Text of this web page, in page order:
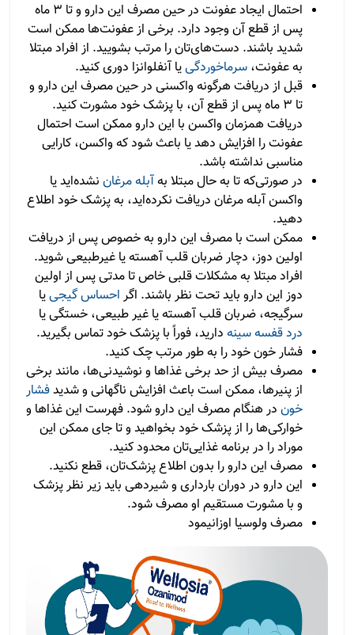
احتمال ایجاد عفونت در حین مصرف این دارو و تا 3 ماه
پس از قطع آن وجود دارد. برخی از عفونت‌ها ممکن است
شدید باشند. دست‌های‌تان را مرتب بشویید. از افراد مبتلا
به عفونت، سرماخوردگییا آنفلوانزا دوری کنید.
قبل از دریافت هرگونه واکسنی در حین مصرف این دارو و
تا 3 ماه پس از قطع آن، با پزشک خود مشورت کنید.
دریافت همزمان واکسن با این دارو ممکن است احتمال
عفونت را افزایش دهد یا باعث شود که واکسن، کارایی
مناسبی نداشته باشد.
در صورتی‌که تا به حال مبتلا بهآبله مرغان نشده‌اید یا
واکسن آبله مرغان دریافت نکرده‌اید، به پزشک خود اطلاع
دهید.
ممکن است با مصرف این دارو به خصوص پس از دریافت
اولین دوز، دچار ضربان قلب آهسته یا غیرطبیعی شوید.
افراد مبتلا به مشکلات قلبی خاص تا مدتی پس از اولین
دوز این دارو باید تحت نظر باشند. اگر احساس گیجییا
سرگیجه، ضربان قلب آهسته یا غیر طبیعی، خستگی یا
درد قفسه سینه دارید، فوراً با پزشک خود تماس بگیرید.
فشار خون خود را به طور مرتب چک کنید.
مصرف بیش از حد برخی غذاها و نوشیدنی‌ها، مانند برخی
از پنیرها، ممکن است باعث افزایش ناگهانی و شدیدفشار
خون در هنگام مصرف این دارو شود. فهرست این غذاها و
خوارکی‌ها را از پزشک خود بخواهید و تا جای ممکن این
موراد را در برنامه غذایی‌تان محدود کنید.
مصرف این دارو را بدون اطلاع پزشک‌تان، قطع نکنید.
این دارو در دوران بارداری و شیردهی باید زیر نظر پزشک
و با مشورت مستقیم او مصرف شود.
مصرف ولوسیا اوزانیمود